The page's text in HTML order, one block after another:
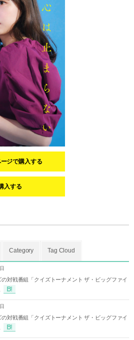
ジで購入する
入する
Category Tag Cloud
対戦番組「クイズトーナメント ザ・ビッグファイ
対戦番組「クイズトーナメント ザ・ビッグファイ